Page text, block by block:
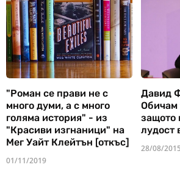
"Роман се прави не с
много думи, а с много
голяма история" - из
"Красиви изгнаници" на
Мег Уайт Клейтън [откъс]
01/11/2019
Давид
Обичам
защото
лудост
28/08/2015